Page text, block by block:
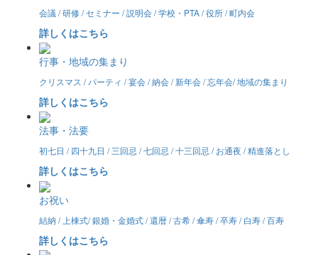
会議 / 研修 / セミナー / 説明会 / 学校・PTA / 役所 / 町内会
詳しくはこちら
行事・地域の集まり
クリスマス / パーティ / 宴会 / 納会 / 新年会 / 忘年会/ 地域の集まり
詳しくはこちら
法事・法要
初七日 / 四十九日 / 三回忌 / 七回忌 / 十三回忌 / お通夜 / 精進落とし
詳しくはこちら
お祝い
結納 / 上棟式/ 銀婚・金婚式 / 還暦 / 古希 / 傘寿 / 卒寿 / 白寿 / 百寿
詳しくはこちら